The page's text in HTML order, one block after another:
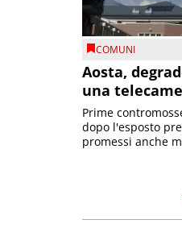
COMUNI
Aosta,
una
Prime
dopo l'esposto
promessi anche